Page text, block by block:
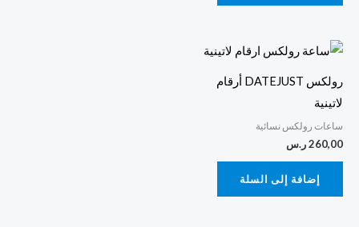
رولكس DATEJUST أرقام
لاتينية
ساعات رولكس نسائية
260,00ر.س
إضافة إلى السلة